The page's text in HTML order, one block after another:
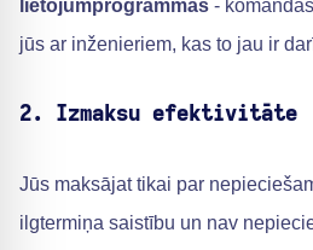
lietojumprogrammas -
jūs ar inženieriem, kas to jau ir
2. Izmaksu efektivitāte
Jūs maksājat tikai par
ilgtermiņa saistību un nav